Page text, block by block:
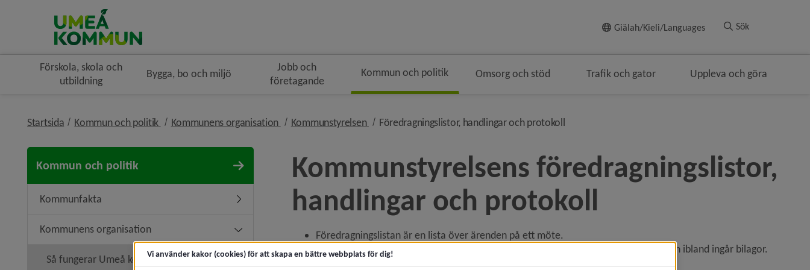
Giälah/Kieli/Languages Sök
Förskola, skola och
utbildning
Bygga, bo och miljö
Jobb och
företagande
Kommun och politik Omsorg och stöd Trafik och gator Uppleva och göra
Startsida Kommun och politik nivå i brödsmulenavigeringen
Kommunens organisation nivå i brödsmulenavigeringen
Kommunstyrelsen nivå i brödsmulenavigeringen
Föredragningslistor, handlingar och protokollnivå i brödsmulenavigeringen
Kommun och politik
Kommunfakta Undermeny för Kommunfakta
Kommunens organisation Undermeny för Kommunens organisation
Så fungerar Umeå kommun
Kommunstyrelsens föredragningslistor,
handlingar och protokoll
Föredragningslistan är en lista över ärenden på ett möte.
Mötesboken beskriver bakgrund till, beredning av ärenden och förslag till beslut och ibland ingår bilagor.
Vi använder kakor (cookies) för att skapa en bättre webbplats för dig!